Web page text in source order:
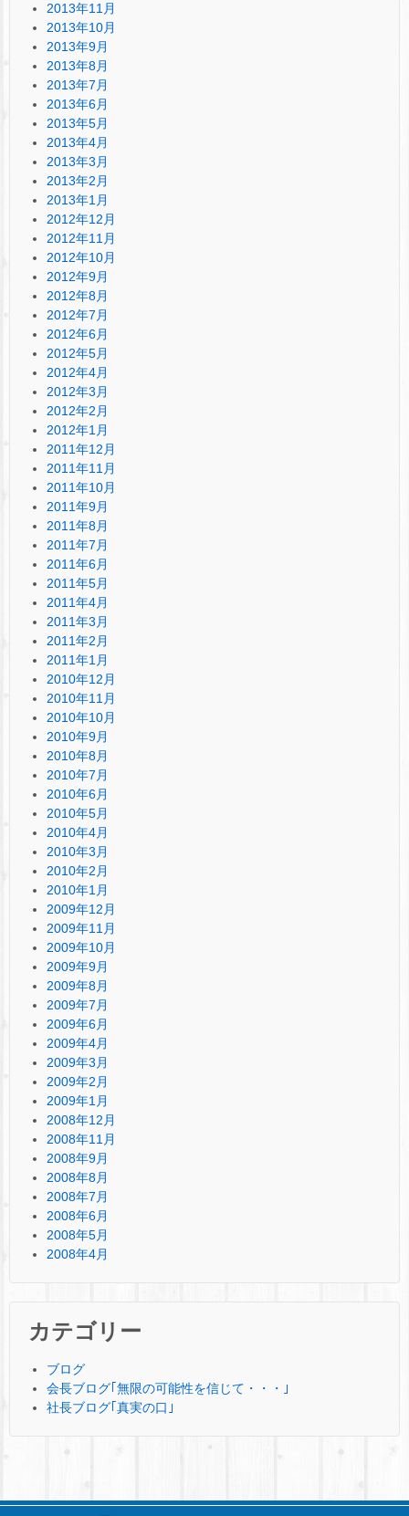
2013年11月
2013年10月
2013年9月
2013年8月
2013年7月
2013年6月
2013年5月
2013年4月
2013年3月
2013年2月
2013年1月
2012年12月
2012年11月
2012年10月
2012年9月
2012年8月
2012年7月
2012年6月
2012年5月
2012年4月
2012年3月
2012年2月
2012年1月
2011年12月
2011年11月
2011年10月
2011年9月
2011年8月
2011年7月
2011年6月
2011年5月
2011年4月
2011年3月
2011年2月
2011年1月
2010年12月
2010年11月
2010年10月
2010年9月
2010年8月
2010年7月
2010年6月
2010年5月
2010年4月
2010年3月
2010年2月
2010年1月
2009年12月
2009年11月
2009年10月
2009年9月
2009年8月
2009年7月
2009年6月
2009年4月
2009年3月
2009年2月
2009年1月
2008年12月
2008年11月
2008年9月
2008年8月
2008年7月
2008年6月
2008年5月
2008年4月
カテゴリー
ブログ
会長ブログ｢無限の可能性を信じて・・・｣
社長ブログ｢真実の口｣